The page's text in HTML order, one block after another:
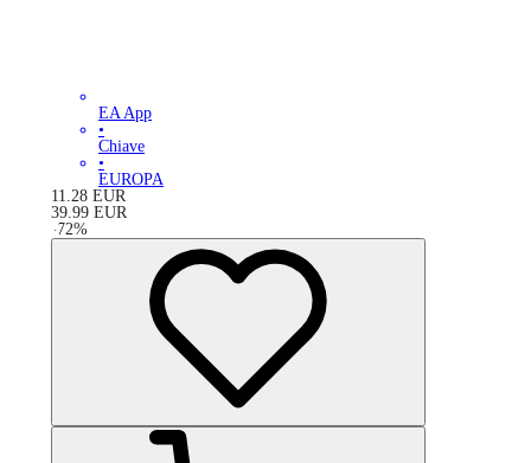
EA App
•
Chiave
•
EUROPA
11.28 EUR
39.99 EUR
-72%